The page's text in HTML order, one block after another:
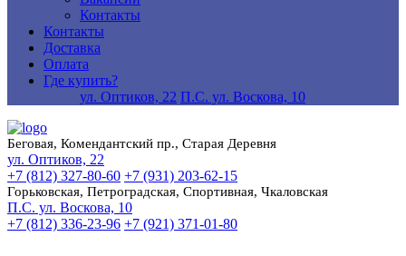
Контакты
Контакты
Доставка
Оплата
Где купить?
ул. Оптиков, 22 П.С. ул. Воскова, 10
Беговая, Комендантский пр., Старая Деревня
ул. Оптиков, 22
+7 (812) 327-80-60 +7 (931) 203-62-15
Горьковская, Петроградская, Спортивная, Чкаловская
П.С. ул. Воскова, 10
+7 (812) 336-23-96 +7 (921) 371-01-80